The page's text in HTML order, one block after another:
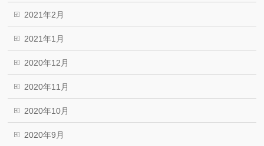
2021年2月
2021年1月
2020年12月
2020年11月
2020年10月
2020年9月